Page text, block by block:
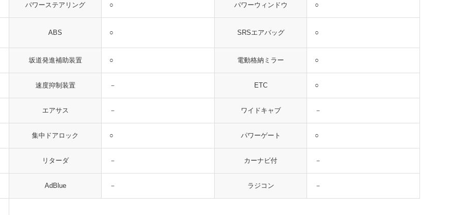
パワーステアリング ○ パワーウィンドウ ○
ABS ○ SRSエアバッグ ○
坂道発進補助装置 ○ 電動格納ミラー ○
速度抑制装置 － ETC ○
エアサス － ワイドキャブ －
集中ドアロック ○ パワーゲート ○
リターダ － カーナビ付 －
AdBlue － ラジコン －